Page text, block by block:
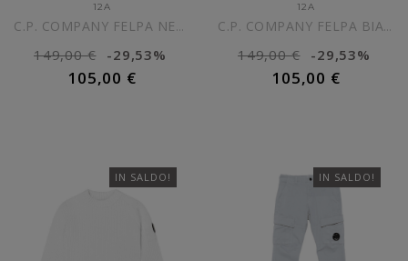
12A
C.P. COMPANY FELPA NERA...
149,00 € -29,53%
105,00 €
AGGIUNGI AL CARRELLO
12A
C.P. COMPANY FELPA BIANCA...
149,00 € -29,53%
105,00 €
AGGIUNGI AL CARRELLO
IN SALDO! IN SALDO!